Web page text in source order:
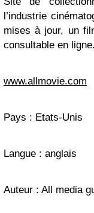
l’industrie
mises à jour, un
consultable en ligne.
www.allmovie.com
Pays : Etats-Unis
Langue : anglais
Auteur : All media